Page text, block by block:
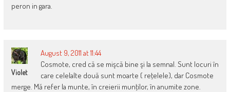
peron in gara.
Violet
August 9, 2011 at 11:44
Cosmote, cred că se mişcă bine şi la semnal. Sunt locuri în
care celelalte două sunt moarte ( reţelele), dar Cosmote
merge. Mă refer la munte, în creierii munţilor, în anumite zone.